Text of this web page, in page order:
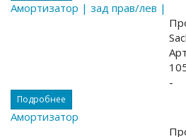
Амортизатор | зад прав/лев |
-
Подробнее
Амортизатор